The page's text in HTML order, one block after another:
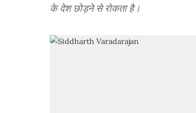
के देश छोड़ने से रोकता है।